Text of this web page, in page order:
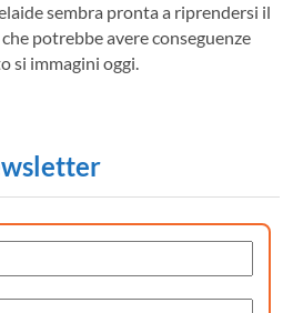
sembra pronta a riprendersi il
potrebbe avere conseguenze
si immagini oggi.